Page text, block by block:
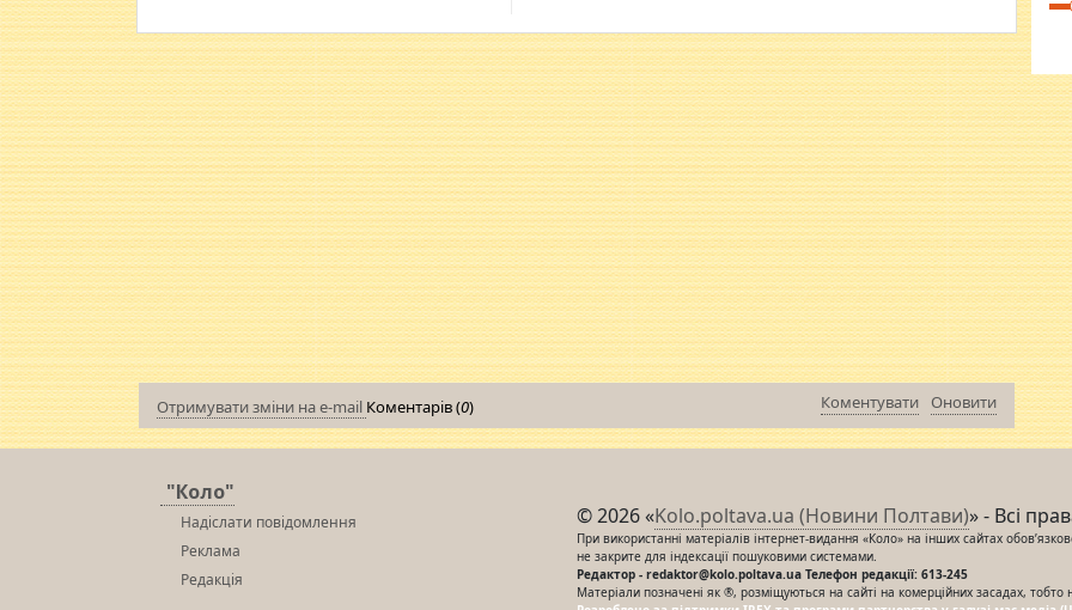
Отримувати зміни на e-mail Коментарів (0) Оновити
Коментувати
"Коло"
Надіслати повідомлення
Реклама
Редакція
© 2026 «Kolo.poltava.ua (Новини Полтави)» - Всі
При використанні матеріалів інтернет-видання «Коло» на інших сайтах
не закрите для індексації пошуковими системами.
Редактор - redaktor@kolo.poltava.ua Телефон редакції: 613-245
Матеріали позначені як ®, розміщуються на сайті на комерційних засадах, тобто